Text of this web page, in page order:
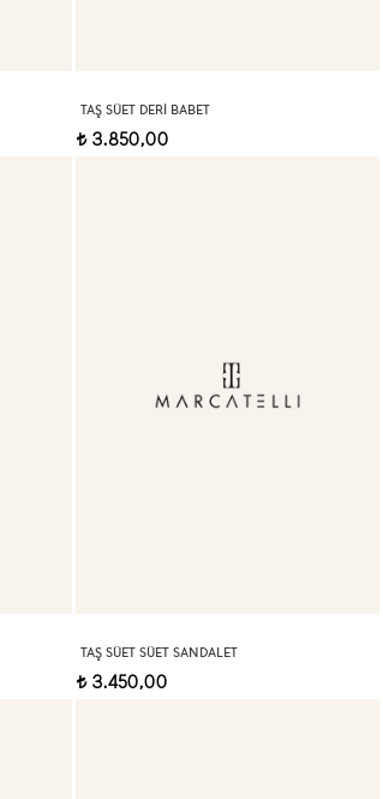
TAŞ SÜET DERI BABET
t3.850,00
TAŞ SÜET SÜET SANDALET
t3.450,00